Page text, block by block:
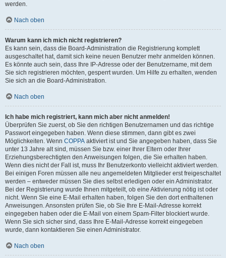
werden.
Nach oben
Warum kann ich mich nicht registrieren?
Es kann sein, dass die Board-Administration die Registrierung komplett
ausgeschaltet hat, damit sich keine neuen Benutzer mehr anmelden können.
Es könnte auch sein, dass Ihre IP-Adresse oder der Benutzername, mit dem
Sie sich registrieren möchten, gesperrt wurden. Um Hilfe zu erhalten, wenden
Sie sich an die Board-Administration.
Nach oben
Ich habe mich registriert, kann mich aber nicht anmelden!
Überprüfen Sie zuerst, ob Sie den richtigen Benutzernamen und das richtige
Passwort eingegeben haben. Wenn diese stimmen, dann gibt es zwei
Möglichkeiten. Wenn COPPA aktiviert ist und Sie angegeben haben, dass Sie
unter 13 Jahre alt sind, müssen Sie bzw. einer Ihrer Eltern oder Ihrer
Erziehungsberechtigten den Anweisungen folgen, die Sie erhalten haben.
Wenn dies nicht der Fall ist, muss Ihr Benutzerkonto vielleicht aktiviert werden.
Bei einigen Foren müssen alle neu angemeldeten Mitglieder erst freigeschaltet
werden – entweder müssen Sie dies selbst erledigen oder ein Administrator.
Bei der Registrierung wurde Ihnen mitgeteilt, ob eine Aktivierung nötig ist oder
nicht. Wenn Sie eine E-Mail erhalten haben, folgen Sie den dort enthaltenen
Anweisungen. Ansonsten prüfen Sie, ob Sie Ihre E-Mail-Adresse korrekt
eingegeben haben oder die E-Mail von einem Spam-Filter blockiert wurde.
Wenn Sie sich sicher sind, dass Ihre E-Mail-Adresse korrekt eingegeben
wurde, dann kontaktieren Sie einen Administrator.
Nach oben